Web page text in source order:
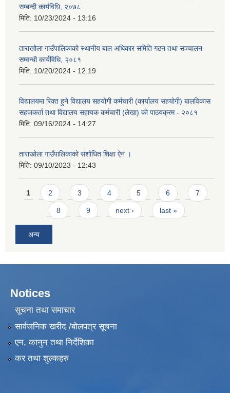
सम्बन्दी कार्यविधि, २०७८
मिति: 10/23/2024 - 13:16
ताराखोला गाउँपालिकाको स्थानीय बाल अधिकार समिति गठन तथा सञ्चालन
सम्वन्धी कार्यविधि, २०८१
मिति: 10/20/2024 - 12:19
विद्यालयमा रिक्त हुने विद्यालय सहयोगी कर्मचारी (कार्यालय सहयोगी) बालविकास
सहजकर्ता तथा विद्यालय सहायक कर्मचारी (लेखा) को पाठयक्रम - २०८१
मिति: 09/16/2024 - 14:27
ताराखोला गाउँपालिकाको संशोधित शिक्षा ऐन ।
मिति: 09/10/2023 - 12:43
Pages
1 2 3 4 5 6 7
8 9 next › last »
अन्य
Notices
सूचना तथा समाचार
सार्वजनिक खरीद /बोलपत्र सूचना
एन, कानुन तथा निर्देशिका
कर तथा शुल्कहरु